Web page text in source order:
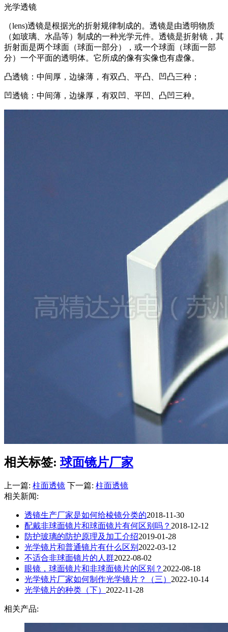
光学透镜
（lens)透镜是根据光的折射规律制成的。透镜是由透明物质
（如玻璃、水晶等）制成的一种光学元件。透镜是折射镜，其
折射面是两个球面（球面一部分），或一个球面（球面一部
分）一个平面的透明体。它所成的像有实像也有虚像。
凸透镜：中间厚，边缘薄，有双凸、平凸、凹凸三种；
凹透镜：中间薄，边缘厚，有双凹、平凹、凸凹三种。
相关标签:球面镜片厂家
上一篇: 柱面透镜 下一篇: 柱面透镜
相关新闻:
透镜生产厂家是如何给棱镜分类的2018-11-30
配戴非球面镜片和球面镜片有何区别吗？ 2018-12-12
防护玻璃的防护原理及加工介绍2019-01-28
光学镜片和普通镜片有什么区别 2022-03-12
不适合非球面镜片的人群2022-08-02
眼镜，球面镜片和非球面镜片的区别？ 2022-08-18
光学镜片厂家​如何制作光学镜片？（三） 2022-10-14
光学镜片的种类（下） 2022-11-28
相关产品: